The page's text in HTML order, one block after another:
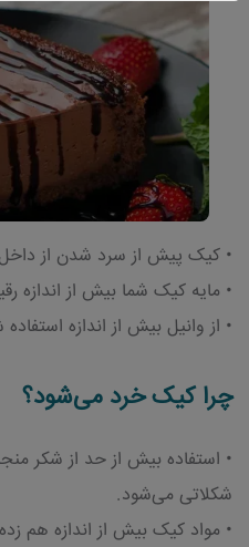
• کیک پیش از سرد شدن از
• مایه کیک شما بیش از اندازه
• از وانیل بیش از اندازه
چرا کیک خرد می‌شود؟
• استفاده بیش از حد از شکر
شکلاتی می‌شود.
• مواد کیک بیش از اندازه هم